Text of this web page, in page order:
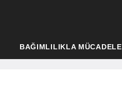
BAĞIMLILIKLA MÜCADELE